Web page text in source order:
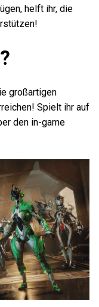
helft ihr, die
großartigen
Spielt ihr auf
den in-game